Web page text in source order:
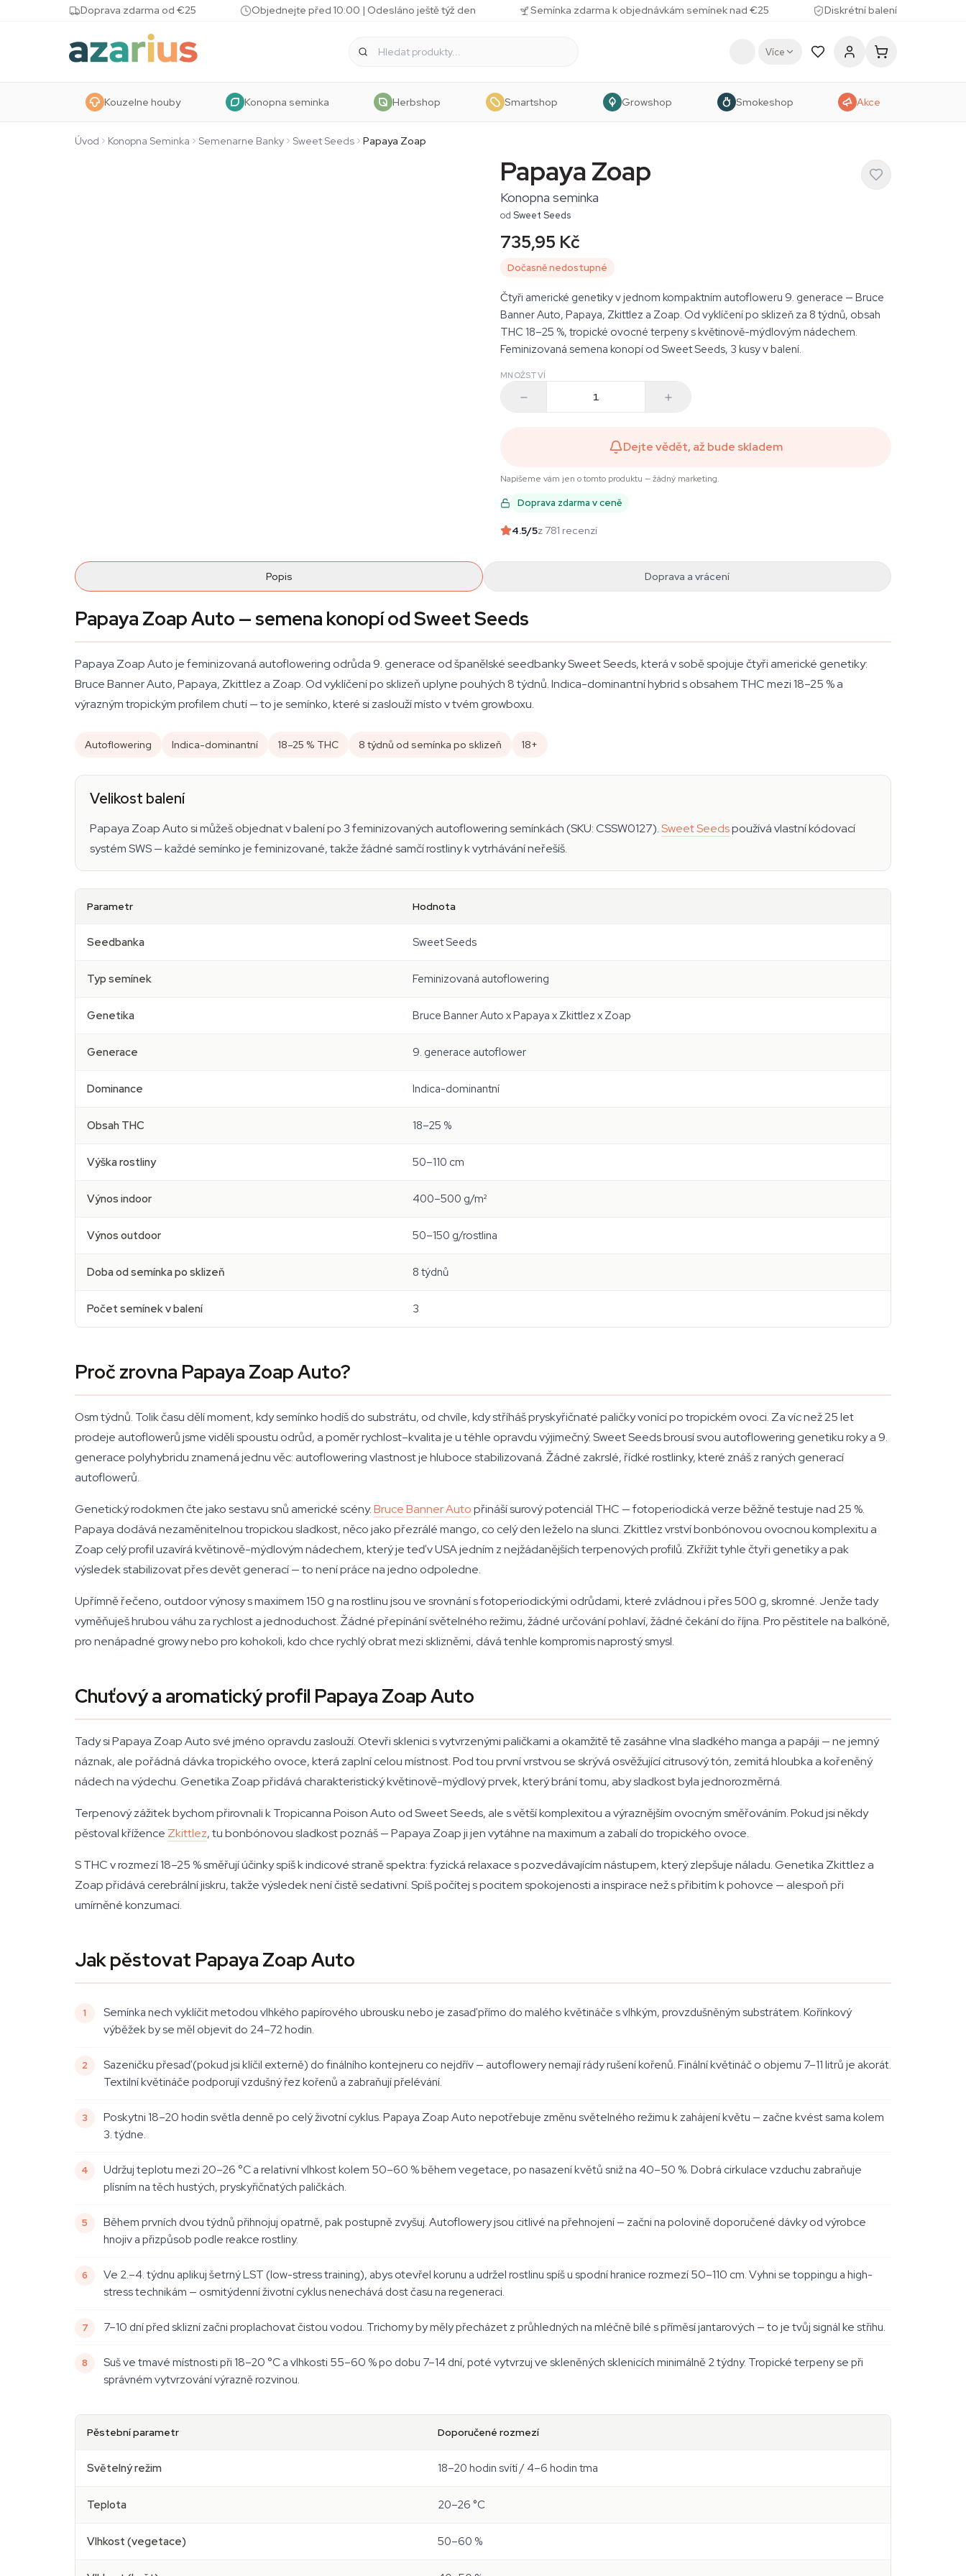
Skip to contentDoprava zdarma od €25 Objednejte před 10:00 | Odesláno ještě týž den Semínka zdarma k objednávkám semínek nad €25 Diskrétní balení
Více
Kouzelne houby Konopna seminka Herbshop Smartshop Growshop Smokeshop Akce
Úvod Konopna Seminka Semenarne Banky Sweet Seeds Papaya Zoap
Papaya Zoap
Konopna seminka
od Sweet Seeds
735,95 Kč
Dočasně nedostupné
Čtyři americké genetiky v jednom kompaktním autofloweru 9. generace — Bruce
Banner Auto, Papaya, Zkittlez a Zoap. Od vyklíčení po sklizeň za 8 týdnů, obsah
THC 18–25 %, tropické ovocné terpeny s květinově-mýdlovým nádechem.
Feminizovaná semena konopí od Sweet Seeds, 3 kusy v balení.
MNOŽSTVÍ
Dejte vědět, až bude skladem
Napíšeme vám jen o tomto produktu — žádný marketing.
Doprava zdarma v ceně
4.5/5z 781 recenzí
Popis Doprava a vrácení
Papaya Zoap Auto — semena konopí od Sweet Seeds
Papaya Zoap Auto je feminizovaná autoflowering odrůda 9. generace od španělské seedbanky Sweet Seeds, která v sobě spojuje čtyři americké genetiky:
Bruce Banner Auto, Papaya, Zkittlez a Zoap. Od vyklíčení po sklizeň uplyne pouhých 8 týdnů. Indica-dominantní hybrid s obsahem THC mezi 18–25 % a
výrazným tropickým profilem chutí — to je semínko, které si zaslouží místo v tvém growboxu.
Autoflowering Indica-dominantní 18–25 % THC 8 týdnů od semínka po sklizeň 18+
Velikost balení
Papaya Zoap Auto si můžeš objednat v balení po 3 feminizovaných autoflowering semínkách (SKU: CSSW0127).Sweet Seedspoužívá vlastní kódovací
systém SWS — každé semínko je feminizované, takže žádné samčí rostliny k vytrhávání neřešíš.
Parametr Hodnota
Seedbanka Sweet Seeds
Typ semínek Feminizovaná autoflowering
Genetika Bruce Banner Auto x Papaya x Zkittlez x Zoap
Generace 9. generace autoflower
Dominance Indica-dominantní
Obsah THC 18–25 %
Výška rostliny 50–110 cm
Výnos indoor 400–500 g/m²
Výnos outdoor 50–150 g/rostlina
Doba od semínka po sklizeň 8 týdnů
Počet semínek v balení 3
Proč zrovna Papaya Zoap Auto?
Osm týdnů. Tolik času dělí moment, kdy semínko hodíš do substrátu, od chvíle, kdy stříháš pryskyřičnaté paličky vonící po tropickém ovoci. Za víc než 25 let
prodeje autoflowerů jsme viděli spoustu odrůd, a poměr rychlost–kvalita je u téhle opravdu výjimečný. Sweet Seeds brousí svou autoflowering genetiku roky a 9.
generace polyhybridu znamená jednu věc: autoflowering vlastnost je hluboce stabilizovaná. Žádné zakrslé, řídké rostlinky, které znáš z raných generací
autoflowerů.
Genetický rodokmen čte jako sestavu snů americké scény.Bruce Banner Autopřináší surový potenciál THC — fotoperiodická verze běžně testuje nad 25 %.
Papaya dodává nezaměnitelnou tropickou sladkost, něco jako přezrálé mango, co celý den leželo na slunci. Zkittlez vrství bonbónovou ovocnou komplexitu a
Zoap celý profil uzavírá květinově-mýdlovým nádechem, který je teď v USA jedním z nejžádanějších terpenových profilů. Zkřížit tyhle čtyři genetiky a pak
výsledek stabilizovat přes devět generací — to není práce na jedno odpoledne.
Upřímně řečeno, outdoor výnosy s maximem 150 g na rostlinu jsou ve srovnání s fotoperiodickými odrůdami, které zvládnou i přes 500 g, skromné. Jenže tady
vyměňuješ hrubou váhu za rychlost a jednoduchost. Žádné přepínání světelného režimu, žádné určování pohlaví, žádné čekání do října. Pro pěstitele na balkóně,
pro nenápadné growy nebo pro kohokoli, kdo chce rychlý obrat mezi sklizněmi, dává tenhle kompromis naprostý smysl.
Chuťový a aromatický profil Papaya Zoap Auto
Tady si Papaya Zoap Auto své jméno opravdu zaslouží. Otevři sklenici s vytvrzenými paličkami a okamžitě tě zasáhne vlna sladkého manga a papáji — ne jemný
náznak, ale pořádná dávka tropického ovoce, která zaplní celou místnost. Pod tou první vrstvou se skrývá osvěžující citrusový tón, zemitá hloubka a kořeněný
nádech na výdechu. Genetika Zoap přidává charakteristický květinově-mýdlový prvek, který brání tomu, aby sladkost byla jednorozměrná.
Terpenový zážitek bychom přirovnali k Tropicanna Poison Auto od Sweet Seeds, ale s větší komplexitou a výraznějším ovocným směřováním. Pokud jsi někdy
pěstoval křížence Zkittlez, tu bonbónovou sladkost poznáš — Papaya Zoap ji jen vytáhne na maximum a zabalí do tropického ovoce.
S THC v rozmezí 18–25 % směřují účinky spíš k indicové straně spektra: fyzická relaxace s pozvedávajícím nástupem, který zlepšuje náladu. Genetika Zkittlez a
Zoap přidává cerebrální jiskru, takže výsledek není čistě sedativní. Spíš počítej s pocitem spokojenosti a inspirace než s přibitím k pohovce — alespoň při
umírněné konzumaci.
Jak pěstovat Papaya Zoap Auto
Semínka nech vyklíčit metodou vlhkého papírového ubrousku nebo je zasaď přímo do malého květináče s vlhkým, provzdušněným substrátem. Kořínkový
výběžek by se měl objevit do 24–72 hodin.
Sazeničku přesaď (pokud jsi klíčil externě) do finálního kontejneru co nejdřív — autoflowery nemají rády rušení kořenů. Finální květináč o objemu 7–11 litrů je akorát.
Textilní květináče podporují vzdušný řez kořenů a zabraňují přelévání.
Poskytni 18–20 hodin světla denně po celý životní cyklus. Papaya Zoap Auto nepotřebuje změnu světelného režimu k zahájení květu — začne kvést sama kolem
3. týdne.
Udržuj teplotu mezi 20–26 °C a relativní vlhkost kolem 50–60 % během vegetace, po nasazení květů sniž na 40–50 %. Dobrá cirkulace vzduchu zabraňuje
plísním na těch hustých, pryskyřičnatých paličkách.
Během prvních dvou týdnů přihnojuj opatrně, pak postupně zvyšuj. Autoflowery jsou citlivé na přehnojení — začni na polovině doporučené dávky od výrobce
hnojiv a přizpůsob podle reakce rostliny.
Ve 2.–4. týdnu aplikuj šetrný LST (low-stress training), abys otevřel korunu a udržel rostlinu spíš u spodní hranice rozmezí 50–110 cm. Vyhni se toppingu a high-
stress technikám — osmitýdenní životní cyklus nenechává dost času na regeneraci.
7–10 dní před sklizní začni proplachovat čistou vodou. Trichomy by měly přecházet z průhledných na mléčně bílé s příměsí jantarových — to je tvůj signál ke střihu.
Suš ve tmavé místnosti při 18–20 °C a vlhkosti 55–60 % po dobu 7–14 dní, poté vytvrzuj ve skleněných sklenicích minimálně 2 týdny. Tropické terpeny se při
správném vytvrzování výrazně rozvinou.
Pěstební parametr Doporučené rozmezí
Světelný režim 18–20 hodin svítí / 4–6 hodin tma
Teplota 20–26 °C
Vlhkost (vegetace) 50–60 %